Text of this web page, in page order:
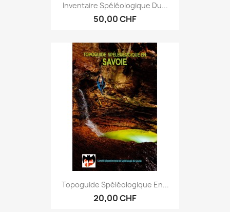
Inventaire Spéléologique Du...
50,00 CHF
Topoguide Spéléologique En...
20,00 CHF